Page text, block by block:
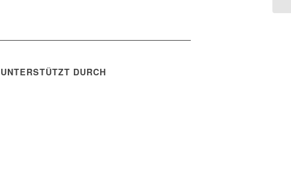
UNTERSTÜTZT DURCH